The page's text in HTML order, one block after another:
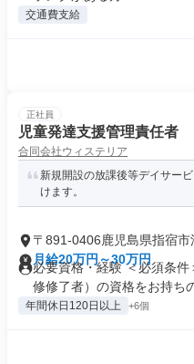
交通費支給
正社員
児童発達支援管理責任者
合同会社ウィステリア
新規開設の放課後等デイサー
けます。
〒891-0406鹿児島県指宿市
月給20万円～30万円
必要資格・経験 ＜必須条
修修了者）の資格をお持ち
年間休日120日以上 +6個